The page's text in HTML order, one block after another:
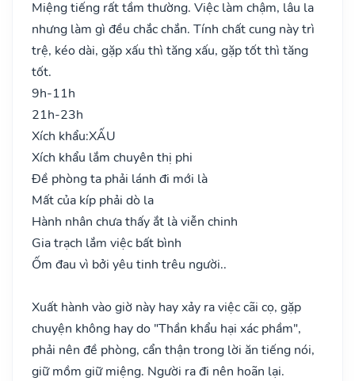
Miệng tiếng rất tầm thường. Việc làm chậm, lâu la
nhưng làm gì đều chắc chắn. Tính chất cung này trì
trệ, kéo dài, gặp xấu thì tăng xấu, gặp tốt thì tăng
tốt.
9h-11h
21h-23h
Xích khẩu:XẤU
Xích khẩu lắm chuyên thị phi
Đề phòng ta phải lánh đi mới là
Mất của kíp phải dò la
Hành nhân chưa thấy ắt là viễn chinh
Gia trạch lắm việc bất bình
Ốm đau vì bởi yêu tinh trêu người..
Xuất hành vào giờ này hay xảy ra việc cãi cọ, gặp
chuyện không hay do "Thần khẩu hại xác phầm",
phải nên đề phòng, cẩn thận trong lời ăn tiếng nói,
giữ mồm giữ miệng. Người ra đi nên hoãn lại.